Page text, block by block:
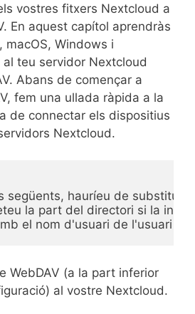
vostres fitxers Nextcloud a
En aquest capítol aprendràs
macOS, Windows i
teu servidor Nextcloud
Abans de començar a
fem una ullada ràpida a la
de connectar els dispositius
Nextcloud.
següents, hauríeu de
la part del directori si la
el nom d'usuari de l'usuari
WebDAV (a la part inferior
al vostre Nextcloud.